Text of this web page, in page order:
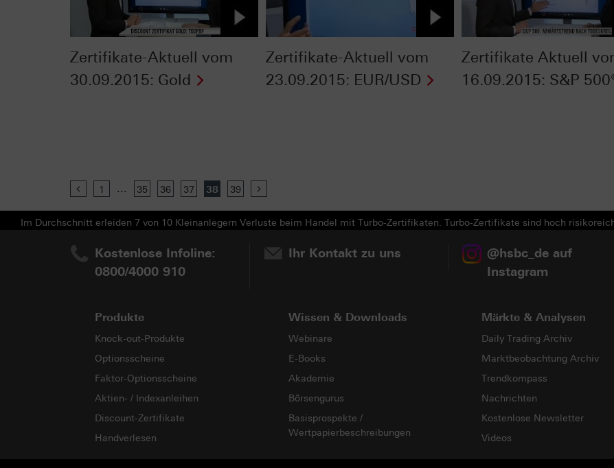
Zertifikate-Aktuell vom
30.09.2015: Gold
Zertifikate-Aktuell vom
23.09.2015: EUR/USD
Zertifikate Aktuell
16.09.2015: S&P
Previous
1 ... 35 36 37 38 39
Im Durchschnitt erleiden 7 von 10 Kleinanlegern Verluste beim Handel mit Turbo-Zertifikaten. Turbo-Zertifikate sind hoch
Kostenlose Infoline:
0800/4000 910
Ihr Kontakt zu uns
@hsbc_de auf
Instagram
Produkte
Knock-out-Produkte
Optionsscheine
Faktor-Optionsscheine
Aktien- / Indexanleihen
Discount-Zertifikate
Handverlesen
Wissen & Downloads
Webinare
E-Books
Akademie
Börsengurus
Basisprospekte /
Wertpapierbeschreibungen
Märkte & Analysen
Daily Trading Archiv
Marktbeobachtung Archiv
Trendkompass
Nachrichten
Kostenlose Newsletter
Videos